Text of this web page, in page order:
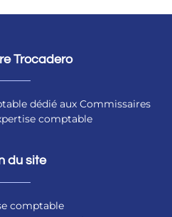
Trocadero
dédié aux Commissaires
comptable
du site
comptable